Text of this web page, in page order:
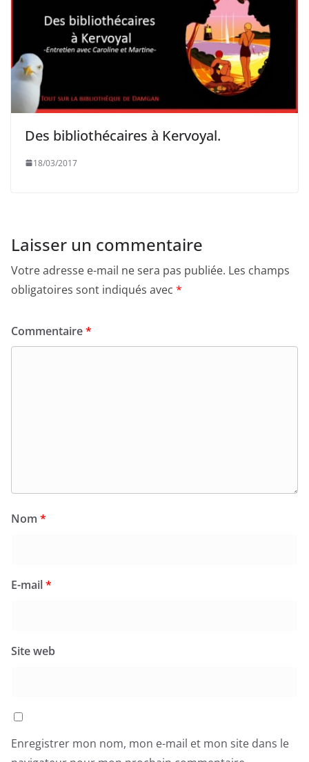
Des bibliothécaires à Kervoyal.
18/03/2017
Laisser un commentaire
Votre adresse e-mail ne sera pas publiée. Les champs
obligatoires sont indiqués avec *
Commentaire*
Nom *
E-mail*
Site web
Enregistrer mon nom, mon e-mail et mon site dans le